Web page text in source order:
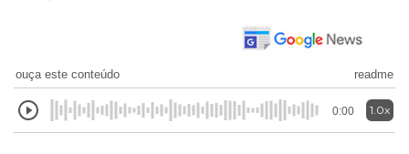
ouça este conteúdo readme
0:00 1.0x